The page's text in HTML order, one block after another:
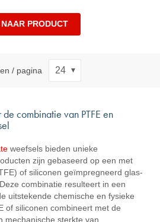
PRODUCT
/ pagina
combinatie van PTFE en
weefsels bieden unieke
zijn gebaseerd op een met
of siliconen geïmpregneerd glas-
combinatie resulteert in een
uitstekende chemische en fysieke
of siliconen combineert met de
mechanische sterkte van